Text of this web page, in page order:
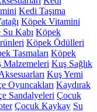
Kedi Taşıma
Köpek Vitamini
Kabı Köpek
Köpek Ödülleri
Tasmaları Köpek
Malzemeleri Kuş Sağlık
Kuş Yemi
Oyuncakları Kaydırak
Sandalyeleri Çocuk
Çocuk Kaykay Su